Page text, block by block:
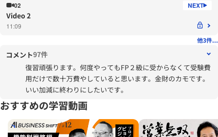
02
Video 2
11:09
他3件...
コメント97件
復習頑張ります。何度やってもFP２級に受からなくて受験費
用だけで数十万費やしていると思います。金財のカモです。
いい加減に終わりにしたいです。
おすすめの学習動画